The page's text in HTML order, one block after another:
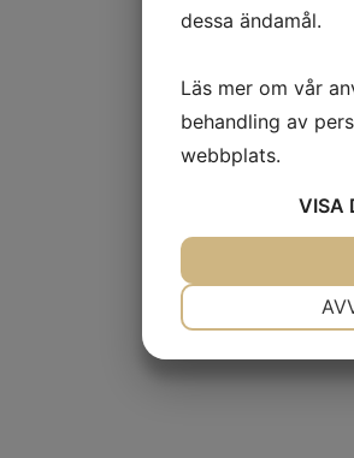
dessa ändamål.
Läs mer om vår
behandling av
webbplats.
VISA